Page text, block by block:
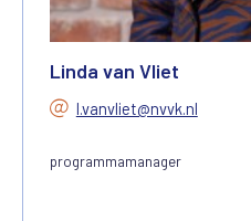
Linda van Vliet
l.vanvliet@nvvk.nl
programmamanager